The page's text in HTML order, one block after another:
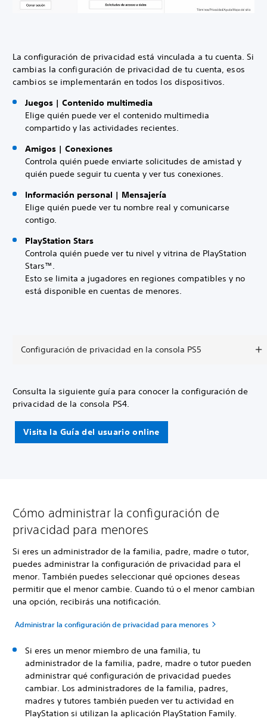
La configuración de privacidad está vinculada a tu cuenta. Si
cambias la configuración de privacidad de tu cuenta, esos
cambios se implementarán en todos los dispositivos.
Juegos | Contenido multimedia
Elige quién puede ver el contenido multimedia
compartido y las actividades recientes.
Amigos | Conexiones
Controla quién puede enviarte solicitudes de amistad y
quién puede seguir tu cuenta y ver tus conexiones.
Información personal | Mensajería
Elige quién puede ver tu nombre real y comunicarse
contigo.
PlayStation Stars
Controla quién puede ver tu nivel y vitrina de PlayStation
Stars™.
Esto se limita a jugadores en regiones compatibles y no
está disponible en cuentas de menores.
Configuración de privacidad en la consola PS5
Consulta la siguiente guía para conocer la configuración de
privacidad de la consola PS4.
Visita la Guía del usuario online
Cómo administrar la configuración de
privacidad para menores
Si eres un administrador de la familia, padre, madre o tutor,
puedes administrar la configuración de privacidad para el
menor. También puedes seleccionar qué opciones deseas
permitir que el menor cambie. Cuando tú o el menor cambian
una opción, recibirás una notificación.
Administrar la configuración de privacidad para menores
Si eres un menor miembro de una familia, tu
administrador de la familia, padre, madre o tutor pueden
administrar qué configuración de privacidad puedes
cambiar. Los administradores de la familia, padres,
madres y tutores también pueden ver tu actividad en
PlayStation si utilizan la aplicación PlayStation Family.